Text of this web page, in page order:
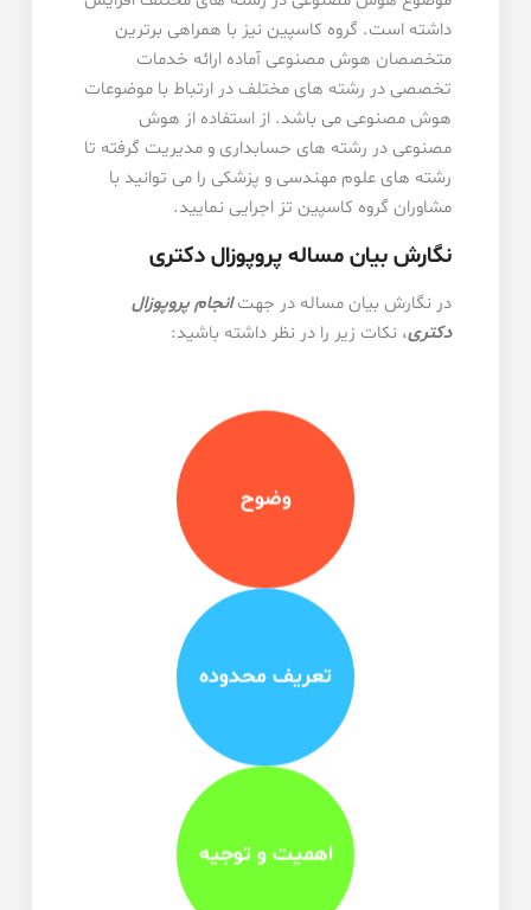
داشته است. گروه کاسپین نیز با همراهی برترین
متخصصان هوش مصنوعی آماده ارائه خدمات
تخصصی در رشته های مختلف در ارتباط با موضوعات
هوش مصنوعی می باشد. از استفاده از هوش
مصنوعی در رشته های حسابداری و مدیریت گرفته تا
رشته های علوم مهندسی و پزشکی را می توانید با
مشاوران گروه کاسپین تز اجرایی نمایید.
نگارش بیان مساله پروپوزال دکتری
در نگارش بیان مساله در جهتانجام پروپوزال
دکتری، نکات زیر را در نظر داشته باشید: